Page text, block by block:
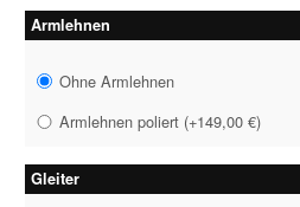
Armlehnen
Ohne Armlehnen
Armlehnen poliert (+149,00 €)
Gleiter